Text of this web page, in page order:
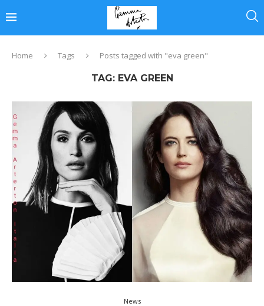
Home Tags Posts tagged with "eva green"
TAG: EVA GREEN
News